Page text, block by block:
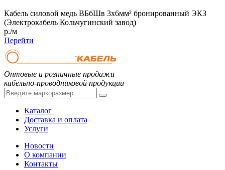
Кабель силовой медь ВБбШв 3x6мм² бронированный ЭКЗ
(Электрокабель Кольчугинский завод)
р./м
Перейти
Оптовые и розничные продажи
кабельно-проводниковой продукции
Каталог
Доставка и оплата
Услуги
Новости
О компании
Контакты